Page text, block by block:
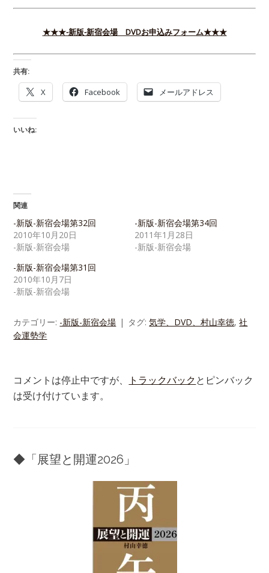
★★★-新版-新宿会場 DVDお申込みフォーム★★★
共有:
X Facebook メールアドレス
いいね:
関連
-新版-新宿会場第32回
2010年10月20日
-新版-新宿会場
-新版-新宿会場第34回
2011年1月28日
-新版-新宿会場
-新版-新宿会場第31回
2010年10月7日
-新版-新宿会場
カテゴリー: -新版-新宿会場 タグ:気学、DVD、村山幸徳,社
会運勢学
コメントは停止中ですが、 トラックバックとピンバック
は受け付けています。
◆「展望と開運2026」